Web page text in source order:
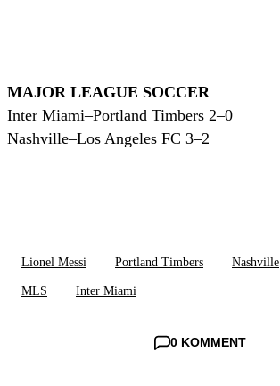
MAJOR LEAGUE SOCCER
Inter Miami–Portland Timbers 2–0
Nashville–Los Angeles FC 3–2
Lionel Messi Portland Timbers Nashville
MLS Inter Miami
0 KOMMENT